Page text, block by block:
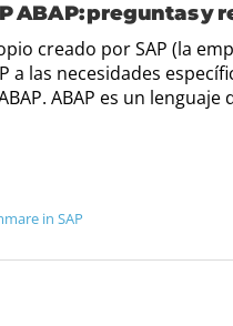
ABAP: preguntas y
creado por SAP (la
las necesidades
ABAP es un lenguaje
in SAP